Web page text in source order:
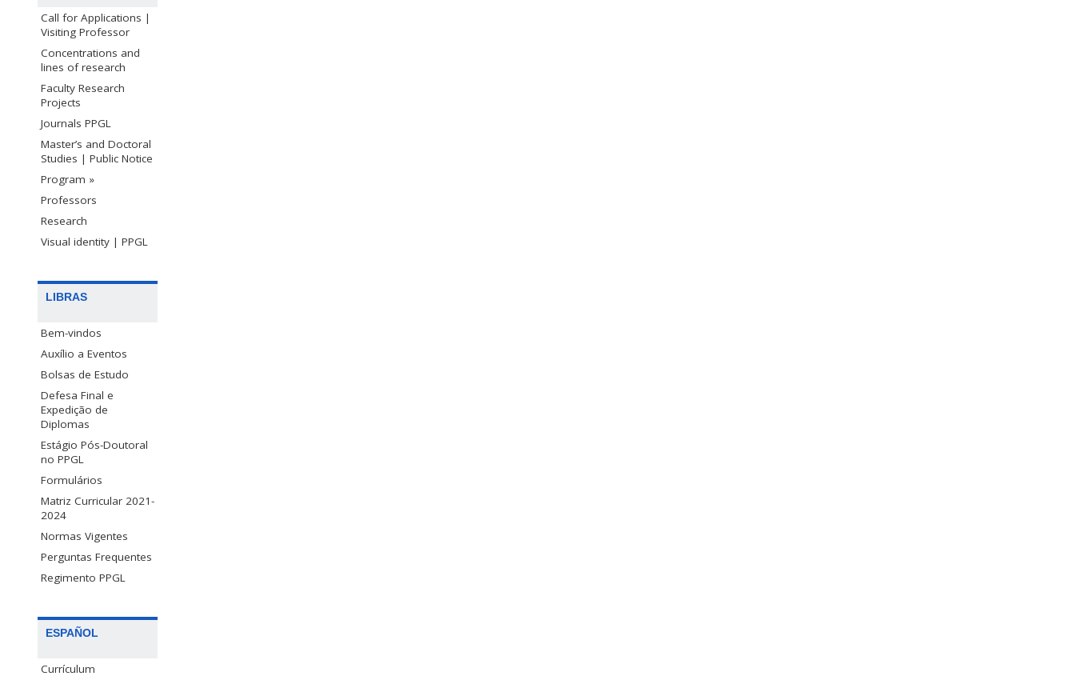
Call for Applications |
Visiting Professor
Concentrations and
lines of research
Faculty Research
Projects
Journals PPGL
Master’s and Doctoral
Studies | Public Notice
Program »
Professors
Research
Visual identity | PPGL
LIBRAS
Bem-vindos
Auxílio a Eventos
Bolsas de Estudo
Defesa Final e
Expedição de
Diplomas
Estágio Pós-Doutoral
no PPGL
Formulários
Matriz Curricular 2021-
2024
Normas Vigentes
Perguntas Frequentes
Regimento PPGL
ESPAÑOL
Currículum